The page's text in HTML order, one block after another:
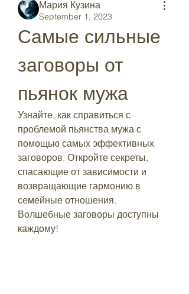
Мария Кузина
September 1, 2023
Самые сильные
заговоры от
пьянок мужа
Узнайте, как справиться с
проблемой пьянства мужа с
помощью самых эффективных
заговоров. Откройте секреты,
спасающие от зависимости и
возвращающие гармонию в
семейные отношения.
Волшебные заговоры доступны
каждому!